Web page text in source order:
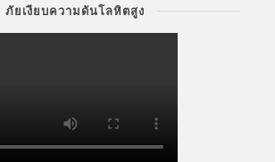
ภัยเงียบความดันโลหิตสูง